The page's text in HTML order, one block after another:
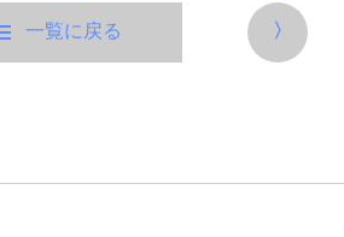
一覧に戻る 〉